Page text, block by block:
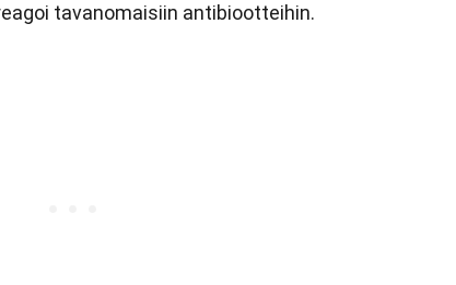
tavanomaisiin antibiootteihin.